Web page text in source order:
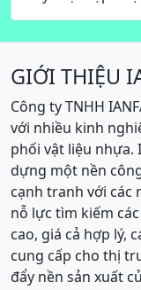
GIỚI THIỆU
Công ty TNHH
với nhiều kinh
phối vật liệu nhựa.
dựng một nền
cạnh tranh với các
nỗ lực tìm kiếm
cao, giá cả hợp lý,
cung cấp cho thị
đẩy nền sản xuất